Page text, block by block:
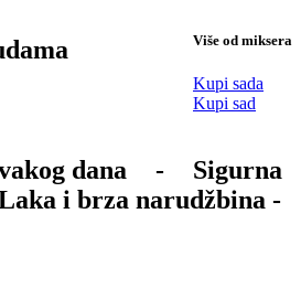
Više od miksera
Kupi sada
Kupi sad
dana -
Sigurna
i brza narudžbina -